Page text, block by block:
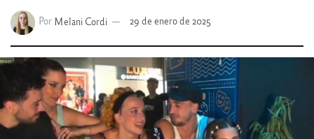
Por Melani Cordi 29 de enero de 2025